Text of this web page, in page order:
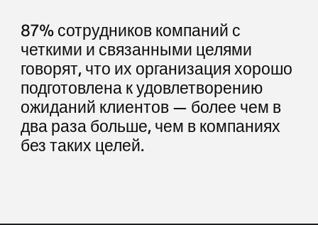
87% сотрудников компаний с
четкими и связанными целями
говорят, что их организация хорошо
подготовлена к удовлетворению
ожиданий клиентов — более чем в
два раза больше, чем в компаниях
без таких целей.